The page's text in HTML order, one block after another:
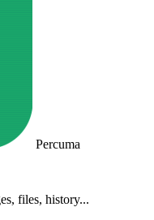
Percuma
files, history...